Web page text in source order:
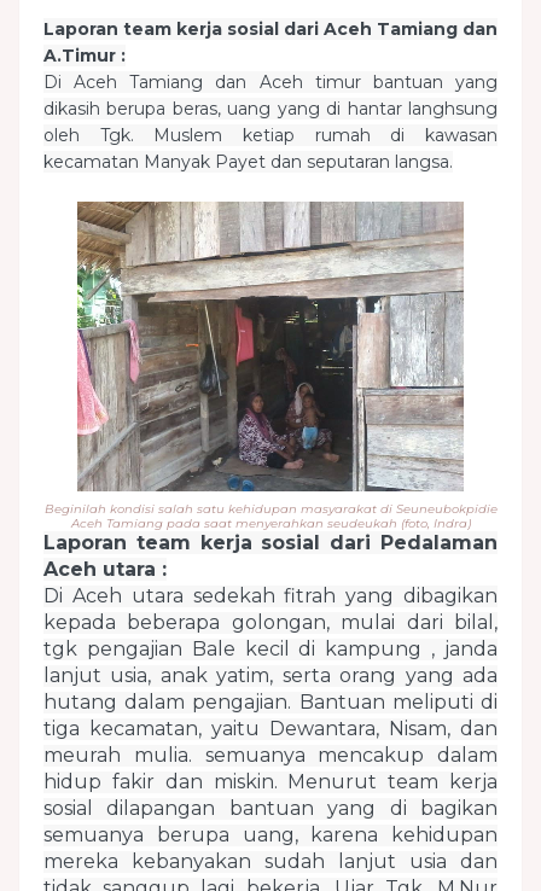
Laporan team kerja sosial dari Aceh Tamiang dan
A.Timur :
Di Aceh Tamiang dan Aceh timur bantuan yang
dikasih berupa beras, uang yang di hantar langhsung
oleh Tgk. Muslem ketiap rumah di kawasan
kecamatan Manyak Payet dan seputaran langsa.
Beginilah kondisi salah satu kehidupan masyarakat di Seuneubokpidie
Aceh Tamiang pada saat menyerahkan seudeukah (foto, Indra)
Laporan team kerja sosial dari Pedalaman
Aceh utara :
Di Aceh utara sedekah fitrah yang dibagikan
kepada beberapa golongan, mulai dari bilal,
tgk pengajian Bale kecil di kampung , janda
lanjut usia, anak yatim, serta orang yang ada
hutang dalam pengajian. Bantuan meliputi di
tiga kecamatan, yaitu Dewantara, Nisam, dan
meurah mulia. semuanya mencakup dalam
hidup fakir dan miskin. Menurut team kerja
sosial dilapangan bantuan yang di bagikan
semuanya berupa uang, karena kehidupan
mereka kebanyakan sudah lanjut usia dan